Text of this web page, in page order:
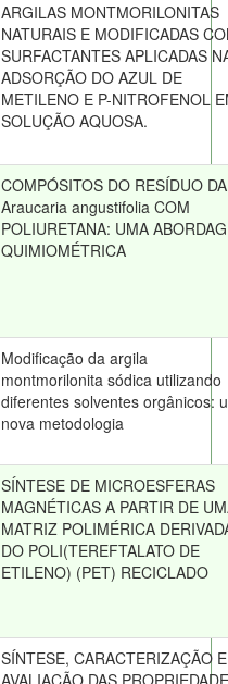
ARGILAS MONTMORILONITAS
NATURAIS E MODIFICADAS
SURFACTANTES APLICADAS
ADSORÇÃO DO AZUL DE
METILENO E P-NITROFENOL
SOLUÇÃO AQUOSA.
COMPÓSITOS DO RESÍDUO DA
Araucaria angustifolia COM
POLIURETANA: UMA
QUIMIOMÉTRICA
Modificação da argila
montmorilonita sódica utilizando
diferentes solventes orgânicos:
nova metodologia
SÍNTESE DE MICROESFERAS
MAGNÉTICAS A PARTIR DE
MATRIZ POLIMÉRICA
DO POLI(TEREFTALATO DE
ETILENO) (PET) RECICLADO
SÍNTESE, CARACTERIZAÇÃO E
AVALIAÇÃO DAS